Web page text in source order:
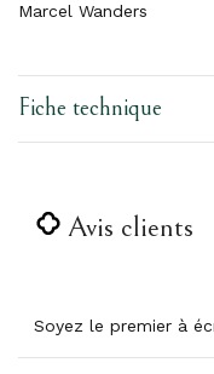
Marcel Wanders
Fiche technique
Avis clients
Soyez le premier à